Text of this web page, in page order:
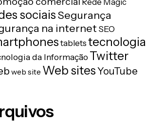
Rede Magic
sociaisSegurança
na internet SEO
tablets tecnologia
da InformaçãoTwitter
web site Web sitesYouTube